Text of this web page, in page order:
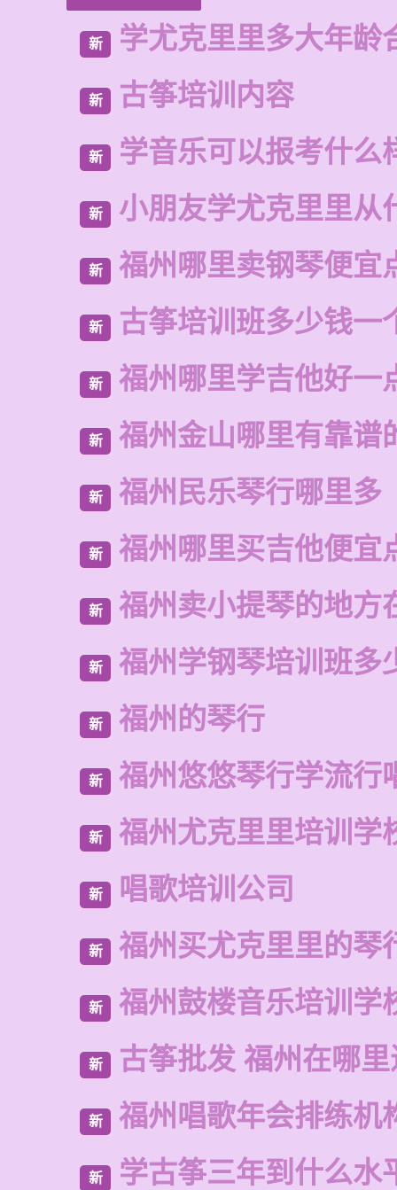
新 学尤克里里多大年龄
新 古筝培训内容
新 学音乐可以报考什么
新 小朋友学尤克里里从
新 福州哪里卖钢琴便宜
新 古筝培训班多少钱一
新 福州哪里学吉他好一
新 福州金山哪里有靠谱
新 福州民乐琴行哪里多
新 福州哪里买吉他便宜
新 福州卖小提琴的地方
新 福州学钢琴培训班多
新 福州的琴行
新 福州悠悠琴行学流行
新 福州尤克里里培训学
新 唱歌培训公司
新 福州买尤克里里的琴
新 福州鼓楼音乐培训学
新 古筝批发 福州在哪
新 福州唱歌年会排练机
新 学古筝三年到什么水